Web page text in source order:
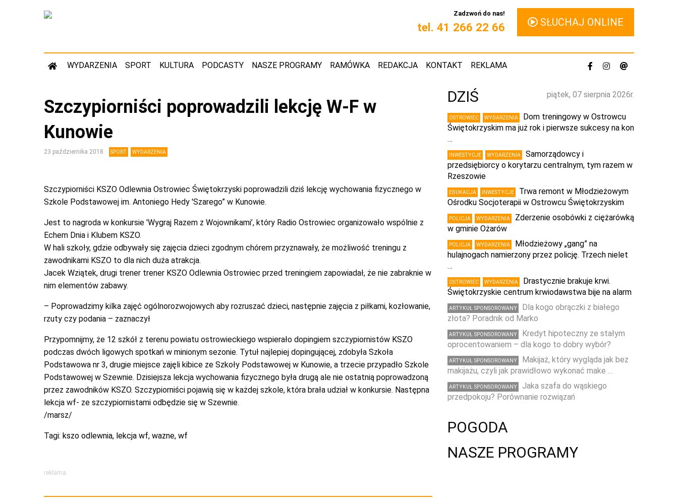
Zadzwoń do nas!
tel. 41 266 22 66 SŁUCHAJ ONLINE
WYDARZENIA SPORT KULTURA PODCASTY NASZE PROGRAMY RAMÓWKA REDAKCJA KONTAKT REKLAMA
Szczypiorniści poprowadzili lekcję W-F w
Kunowie
23 października 2018 SPORT WYDARZENIA
Szczypiorniści KSZO Odlewnia Ostrowiec Świętokrzyski poprowadzili dziś lekcję wychowania fizycznego w
Szkole Podstawowej im. Antoniego Hedy 'Szarego” w Kunowie.
Jest to nagroda w konkursie 'Wygraj Razem z Wojownikami’, który Radio Ostrowiec organizowało wspólnie z
Echem Dnia i Klubem KSZO.
W hali szkoły, gdzie odbywały się zajęcia dzieci zgodnym chórem przyznawały, że możliwość treningu z
zawodnikami KSZO to dla nich duża atrakcja.
Jacek Wziątek, drugi trener trener KSZO Odlewnia Ostrowiec przed treningiem zapowiadał, że nie zabraknie w
nim elementów zabawy.
– Poprowadzimy kilka zajęć ogólnorozwojowych aby rozruszać dzieci, następnie zajęcia z piłkami, kozłowanie,
rzuty czy podania – zaznaczył
Przypomnijmy, że 12 szkół z terenu powiatu ostrowieckiego wspierało dopingiem szczypiornistów KSZO
podczas dwóch ligowych spotkań w minionym sezonie. Tytuł najlepiej dopingującej, zdobyła Szkoła
Podstawowa nr 3, drugie miejsce zajęli kibice ze Szkoły Podstawowej w Kunowie, a trzecie przypadło Szkole
Podstawowej w Szewnie. Dzisiejsza lekcja wychowania fizycznego była drugą ale nie ostatnią poprowadzoną
przez zawodników KSZO. Szczypiorniści pojawią się w każdej szkole, która brała udział w konkursie. Następna
lekcja wf- ze szczypiornistami odbędzie się w Szewnie.
/marsz/
Tagi: kszo odlewnia, lekcja wf, wazne, wf
reklama
piątek, 07 sierpnia 2026r.
DZIŚ
OSTROWIEC WYDARZENIA
Dom treningowy w Ostrowcu
Świętokrzyskim ma już rok i pierwsze sukcesy na kon
…
INWESTYCJE WYDARZENIA
Samorządowcy i
przedsiębiorcy o korytarzu centralnym, tym razem w
Rzeszowie
EDUKACJA INWESTYCJE
Trwa remont w Młodzieżowym
Ośrodku Socjoterapii w Ostrowcu Świętokrzyskim
POLICJA WYDARZENIA
Zderzenie osobówki z ciężarówką
w gminie Ożarów
POLICJA WYDARZENIA
Młodzieżowy „gang” na
hulajnogach namierzony przez policję. Trzech nielet
…
OSTROWIEC WYDARZENIA
Drastycznie brakuje krwi.
Świętokrzyskie centrum krwiodawstwa bije na alarm
ARTYKUŁ SPONSOROWANY
Dla kogo obrączki z białego
złota? Poradnik od Marko
ARTYKUŁ SPONSOROWANY
Kredyt hipoteczny ze stałym
oprocentowaniem – dla kogo to dobry wybór?
ARTYKUŁ SPONSOROWANY
Makijaż, który wygląda jak bez
makijażu, czyli jak prawidłowo wykonać make …
ARTYKUŁ SPONSOROWANY
Jaka szafa do wąskiego
przedpokoju? Porównanie rozwiązań
POGODA
NASZE PROGRAMY